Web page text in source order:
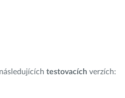
testovacích verzích: